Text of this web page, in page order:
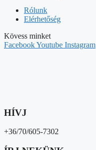
Rólunk
Elérhetőség
Kövess minket
FacebookYoutube Instagram
HÍVJ
+36/70/605-7302